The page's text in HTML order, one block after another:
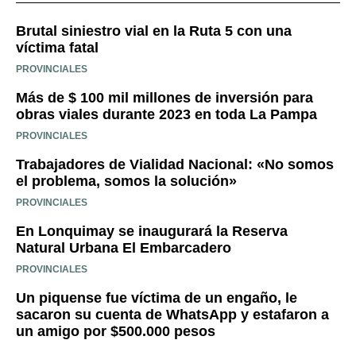
Brutal siniestro vial en la Ruta 5 con una
víctima fatal
PROVINCIALES
Más de $ 100 mil millones de inversión para
obras viales durante 2023 en toda La Pampa
PROVINCIALES
Trabajadores de Vialidad Nacional: «No somos
el problema, somos la solución»
PROVINCIALES
En Lonquimay se inaugurará la Reserva
Natural Urbana El Embarcadero
PROVINCIALES
Un piquense fue víctima de un engaño, le
sacaron su cuenta de WhatsApp y estafaron a
un amigo por $500.000 pesos